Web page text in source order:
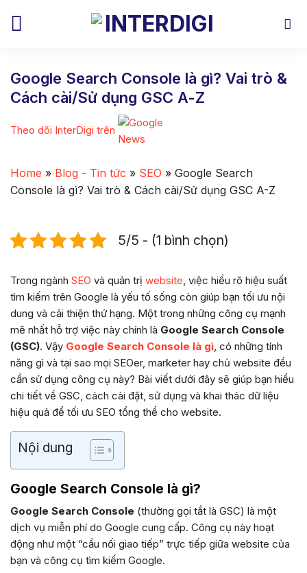
Google Search Console là gì? Vai trò &
Cách cài/Sử dụng GSC A-Z
Theo dõi InterDigi trên
Home » Blog - Tin tức » SEO » Google Search
Console là gì? Vai trò & Cách cài/Sử dụng GSC A-Z
5/5 - (1 bình chọn)
Trong ngành SEO và quản trị website , việc hiểu rõ hiệu suất
tìm kiếm trên Google là yếu tố sống còn giúp bạn tối ưu nội
dung và cải thiện thứ hạng. Một trong những công cụ mạnh
mẽ nhất hỗ trợ việc này chính là Google Search Console
(GSC). Vậy Google Search Console là gì , có những tính
năng gì và tại sao mọi SEOer, marketer hay chủ website đều
cần sử dụng công cụ này? Bài viết dưới đây sẽ giúp bạn hiểu
chi tiết về GSC, cách cài đặt, sử dụng và khai thác dữ liệu
hiệu quả để tối ưu SEO tổng thể cho website.
Nội dung
Google Search Console là gì?
Google Search Console (thường gọi tắt là GSC) là một
dịch vụ miễn phí do Google cung cấp. Công cụ này hoạt
động như một “cầu nối giao tiếp” trực tiếp giữa website của
bạn và công cụ tìm kiếm Google.